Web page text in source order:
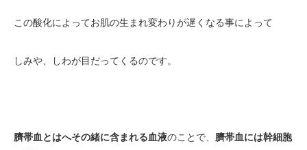
この酸化によってお肌の生まれ変わりが遅くなる事によって
しみや、しわが目だってくるのです。
臍帯血とはへその緒に含まれる血液のことで、 臍帯血には幹細胞